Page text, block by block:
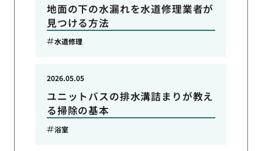
地面の下の水漏れを水道修理業者が
見つける方法
水道修理
ユニットバスの排水溝詰まりが教え
る掃除の基本
2026.05.05
浴室